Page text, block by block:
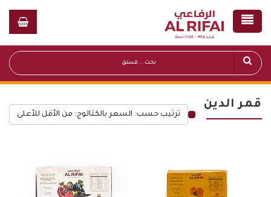
قمر الدين
ترتيب حسب: السعر بالكتالوج: من الأقل للأعلى